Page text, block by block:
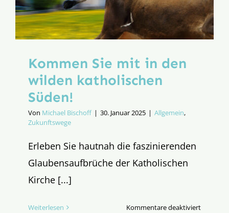
Kommen Sie mit in den
wilden katholischen
Süden!
Von Michael Bischoff | 30. Januar 2025 | Allgemein,
Zukunftswege
Erleben Sie hautnah die faszinierenden
Glaubensaufbrüche der Katholischen
Kirche [...]
Weiterlesen Kommentare deaktiviertfür